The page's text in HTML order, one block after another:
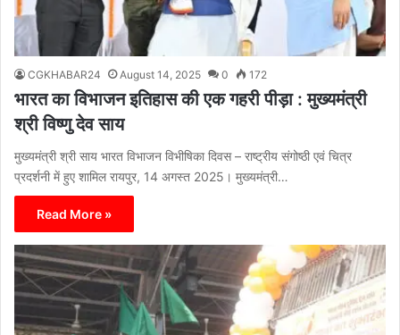
CGKHABAR24 August 14, 2025 0 172
भारत का विभाजन इतिहास की एक गहरी पीड़ा : मुख्यमंत्री
श्री विष्णु देव साय
मुख्यमंत्री श्री साय भारत विभाजन विभीषिका दिवस – राष्ट्रीय संगोष्ठी एवं चित्र
प्रदर्शनी में हुए शामिल रायपुर, 14 अगस्त 2025। मुख्यमंत्री…
Read More »